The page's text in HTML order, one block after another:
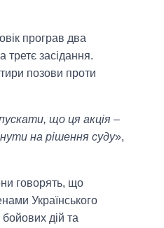
програв два
третє засідання.
позови проти
що ця акція –
на рішення суду»,
говорять, що
Українського
дій та